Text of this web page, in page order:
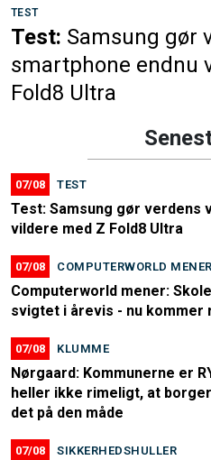
TEST
Test: Samsung gør
smartphone endnu
Fold8 Ultra
07/08 TEST
Test: Samsung gør verdens
vildere med Z Fold8 Ultra
07/08 COMPUTERWORLD MENER
Computerworld mener:
svigtet i årevis - nu kommer
07/08 KLUMME
Nørgaard: Kommunerne er
heller ikke rimeligt, at
det på den måde
07/08 SIKKERHEDSHULLER